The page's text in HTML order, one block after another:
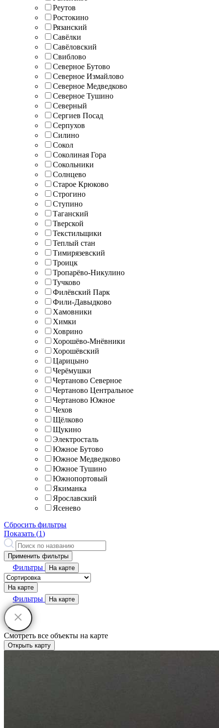
Реутов
Ростокино
Рязанский
Савёлки
Савёловский
Свиблово
Северное Бутово
Северное Измайлово
Северное Медведково
Северное Тушино
Северный
Сергиев Посад
Серпухов
Силино
Сокол
Соколиная Гора
Сокольники
Солнцево
Старое Крюково
Строгино
Ступино
Таганский
Тверской
Текстильщики
Теплый стан
Тимирязевский
Троицк
Тропарёво-Никулино
Тучково
Филёвский Парк
Фили-Давыдково
Хамовники
Химки
Ховрино
Хорошёво-Мнёвники
Хорошёвский
Царицыно
Черёмушки
Чертаново Северное
Чертаново Центральное
Чертаново Южное
Чехов
Щёлково
Щукино
Электросталь
Южное Бутово
Южное Медведково
Южное Тушино
Южнопортовый
Якиманка
Ярославский
Ясенево
Сбросить фильтры
Показать (1)
Применить фильтры
Фильтры На карте
На карте
Фильтры На карте
Смотреть все объекты на карте
Открыть карту